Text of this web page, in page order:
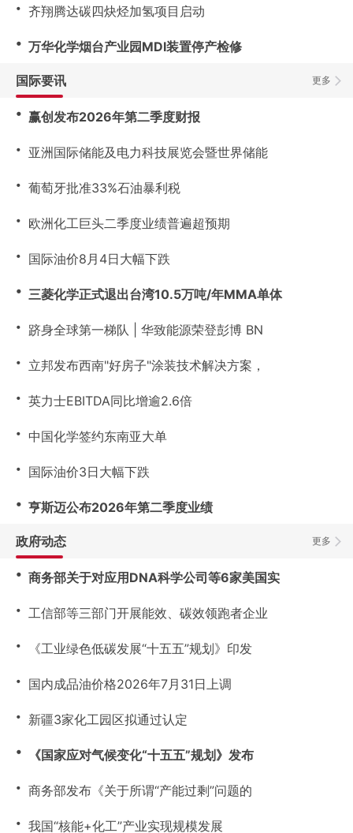
・ 齐翔腾达碳四炔烃加氢项目启动
・ 万华化学烟台产业园MDI装置停产检修
更多
国际要讯
・ 赢创发布2026年第二季度财报
・ 亚洲国际储能及电力科技展览会暨世界储能
・ 葡萄牙批准33%石油暴利税
・ 欧洲化工巨头二季度业绩普遍超预期
・ 国际油价8月4日大幅下跌
・ 三菱化学正式退出台湾10.5万吨/年MMA单体
・ 跻身全球第一梯队 | 华致能源荣登彭博 BN
・ 立邦发布西南"好房子"涂装技术解决方案，
・ 英力士EBITDA同比增逾2.6倍
・ 中国化学签约东南亚大单
・ 国际油价3日大幅下跌
・ 亨斯迈公布2026年第二季度业绩
更多
政府动态
・ 商务部关于对应用DNA科学公司等6家美国实
・ 工信部等三部门开展能效、碳效领跑者企业
・ 《工业绿色低碳发展“十五五”规划》印发
・ 国内成品油价格2026年7月31日上调
・ 新疆3家化工园区拟通过认定
・ 《国家应对气候变化“十五五”规划》发布
・ 商务部发布《关于所谓“产能过剩”问题的
・ 我国“核能+化工”产业实现规模发展